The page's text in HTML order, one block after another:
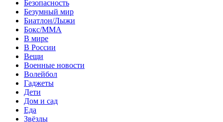
Безопасность
Безумный мир
Биатлон/Лыжи
Бокс/MMA
В мире
В России
Вещи
Военные новости
Волейбол
Гаджеты
Дети
Дом и сад
Еда
Звёзды